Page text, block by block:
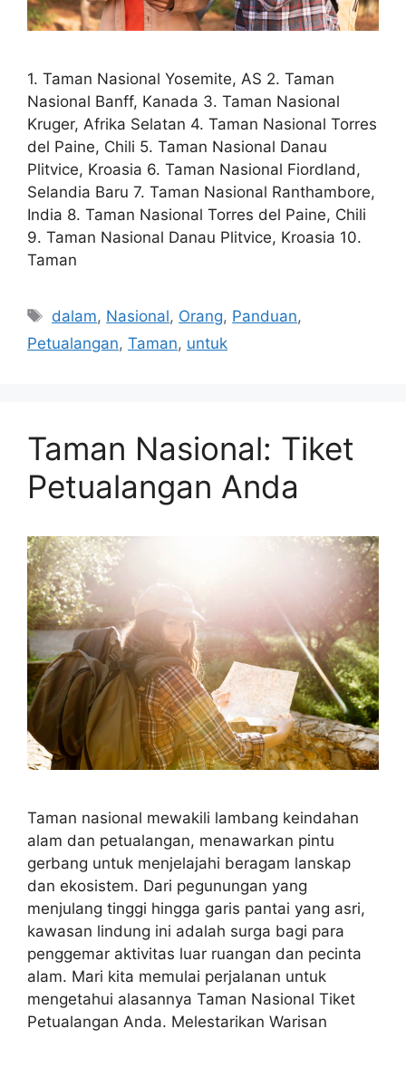
1. Taman Nasional Yosemite, AS 2. Taman
Nasional Banff, Kanada 3. Taman Nasional
Kruger, Afrika Selatan 4. Taman Nasional Torres
del Paine, Chili 5. Taman Nasional Danau
Plitvice, Kroasia 6. Taman Nasional Fiordland,
Selandia Baru 7. Taman Nasional Ranthambore,
India 8. Taman Nasional Torres del Paine, Chili
9. Taman Nasional Danau Plitvice, Kroasia 10.
Taman
Tags
dalam, Nasional, Orang, Panduan,
Petualangan, Taman, untuk
Taman Nasional: Tiket
Petualangan Anda
Taman nasional mewakili lambang keindahan
alam dan petualangan, menawarkan pintu
gerbang untuk menjelajahi beragam lanskap
dan ekosistem. Dari pegunungan yang
menjulang tinggi hingga garis pantai yang asri,
kawasan lindung ini adalah surga bagi para
penggemar aktivitas luar ruangan dan pecinta
alam. Mari kita memulai perjalanan untuk
mengetahui alasannya Taman Nasional Tiket
Petualangan Anda. Melestarikan Warisan